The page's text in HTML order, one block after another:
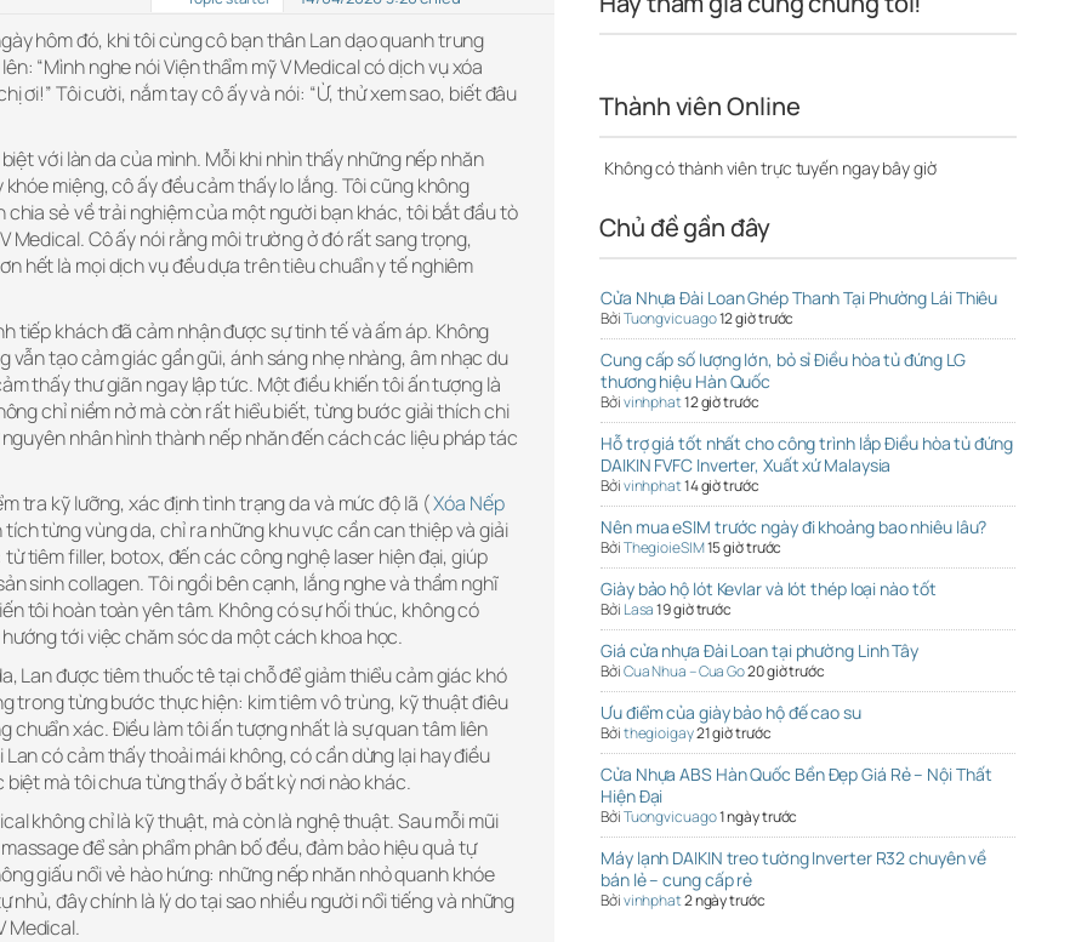
hôm đó, khi tôi cùng cô bạn thân Lan dạo quanh trung
“Mình nghe nói Viện thẩm mỹ V Medical có dịch vụ xóa
ơi!” Tôi cười, nắm tay cô ấy và nói: “Ừ, thử xem sao, biết đâu
với làn da của mình. Mỗi khi nhìn thấy những nếp nhăn
miệng, cô ấy đều cảm thấy lo lắng. Tôi cũng không
chia sẻ về trải nghiệm của một người bạn khác, tôi bắt đầu tò
Medical. Cô ấy nói rằng môi trường ở đó rất sang trọng,
hết là mọi dịch vụ đều dựa trên tiêu chuẩn y tế nghiêm
tiếp khách đã cảm nhận được sự tinh tế và ấm áp. Không
vẫn tạo cảm giác gần gũi, ánh sáng nhẹ nhàng, âm nhạc du
thấy thư giãn ngay lập tức. Một điều khiến tôi ấn tượng là
chỉ niềm nở mà còn rất hiểu biết, từng bước giải thích chi
nhân hình thành nếp nhăn đến cách các liệu pháp tác
tra kỹ lưỡng, xác định tình trạng da và mức độ lã (Xóa Nếp
từng vùng da, chỉ ra những khu vực cần can thiệp và giải
tiêm filler, botox, đến các công nghệ laser hiện đại, giúp
sinh collagen. Tôi ngồi bên cạnh, lắng nghe và thầm nghĩ
tôi hoàn toàn yên tâm. Không có sự hối thúc, không có
tới việc chăm sóc da một cách khoa học.
Lan được tiêm thuốc tê tại chỗ để giảm thiểu cảm giác khó
trong từng bước thực hiện: kim tiêm vô trùng, kỹ thuật điêu
chuẩn xác. Điều làm tôi ấn tượng nhất là sự quan tâm liên
có cảm thấy thoải mái không, có cần dừng lại hay điều
mà tôi chưa từng thấy ở bất kỳ nơi nào khác.
không chỉ là kỹ thuật, mà còn là nghệ thuật. Sau mỗi mũi
để sản phẩm phân bố đều, đảm bảo hiệu quả tự
giấu nổi vẻ hào hứng: những nếp nhăn nhỏ quanh khóe
nhủ, đây chính là lý do tại sao nhiều người nổi tiếng và những
Medical.
Thành viên Online
Không có thành viên trực tuyến ngay bây giờ
Chủ đề gần đây
Cửa Nhựa Đài Loan Ghép Thanh Tại Phường Lái Thiêu
BởiTuongvicuago12 giờ trước
Cung cấp số lượng lớn, bỏ sỉ Điều hòa tủ đứng LG
thương hiệu Hàn Quốc
Bởivinhphat12 giờ trước
Hỗ trợ giá tốt nhất cho công trình lắp Điều hòa tủ đứng
DAIKIN FVFC Inverter, Xuất xứ Malaysia
Bởivinhphat14 giờ trước
Nên mua eSIM trước ngày đi khoảng bao nhiêu lâu?
BởiThegioieSIM15 giờ trước
Giày bảo hộ lót Kevlar và lót thép loại nào tốt
Bởi Lasa19 giờ trước
Giá cửa nhựa Đài Loan tại phường Linh Tây
BởiCua Nhua – Cua Go20 giờ trước
Ưu điểm của giày bảo hộ đế cao su
Bởithegioigay21 giờ trước
Cửa Nhựa ABS Hàn Quốc Bền Đẹp Giá Rẻ – Nội Thất
Hiện Đại
BởiTuongvicuago1 ngày trước
Máy lạnh DAIKIN treo tường Inverter R32 chuyên về
bán lẻ – cung cấp rẻ
Bởivinhphat2 ngày trước